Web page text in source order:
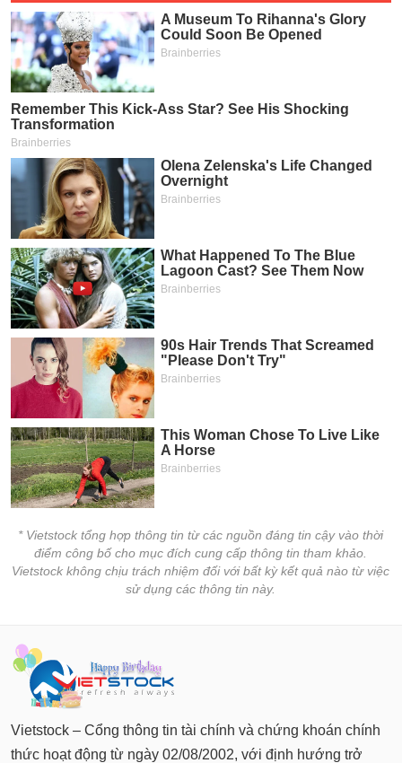
* Vietstock tổng hợp thông tin từ các nguồn đáng tin cậy vào thời
điểm công bố cho mục đích cung cấp thông tin tham khảo.
Vietstock không chịu trách nhiệm đối với bất kỳ kết quả nào từ việc
sử dụng các thông tin này.
Vietstock – Cổng thông tin tài chính và chứng khoán chính
thức hoạt động từ ngày 02/08/2002, với định hướng trở